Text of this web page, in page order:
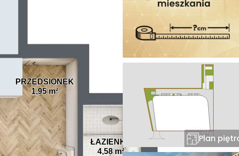
ŁAZIENKA
4,58 m²
PRZEDSIONEK
1,95 m²
Plan